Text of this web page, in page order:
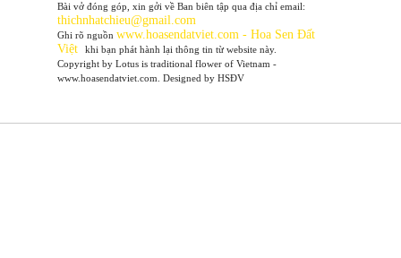
Bài vở đóng góp, xin gởi về Ban biên tập qua địa chỉ email:
thichnhatchieu@gmail.com
Ghi rõ nguồn www.hoasendatviet.com - Hoa Sen Đất
Việt
khi bạn phát hành lại thông tin từ website này.
Copyright by Lotus is traditional flower of Vietnam -
www.hoasendatviet.com. Designed by HSĐV